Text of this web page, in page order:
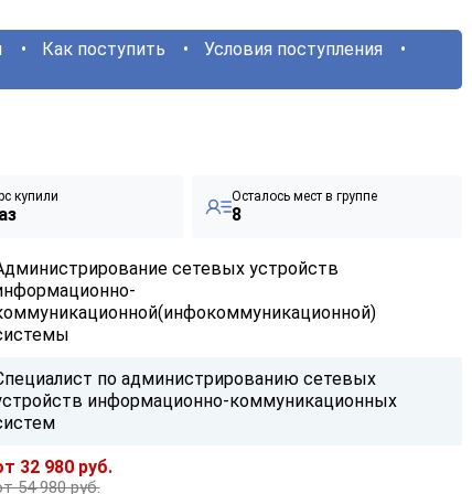
Как поступить Условия поступления
купили Осталось мест в группе
8
сетевых устройств
по администрированию сетевых
информационно-коммуникационных
32 980 руб.
54 980 руб.